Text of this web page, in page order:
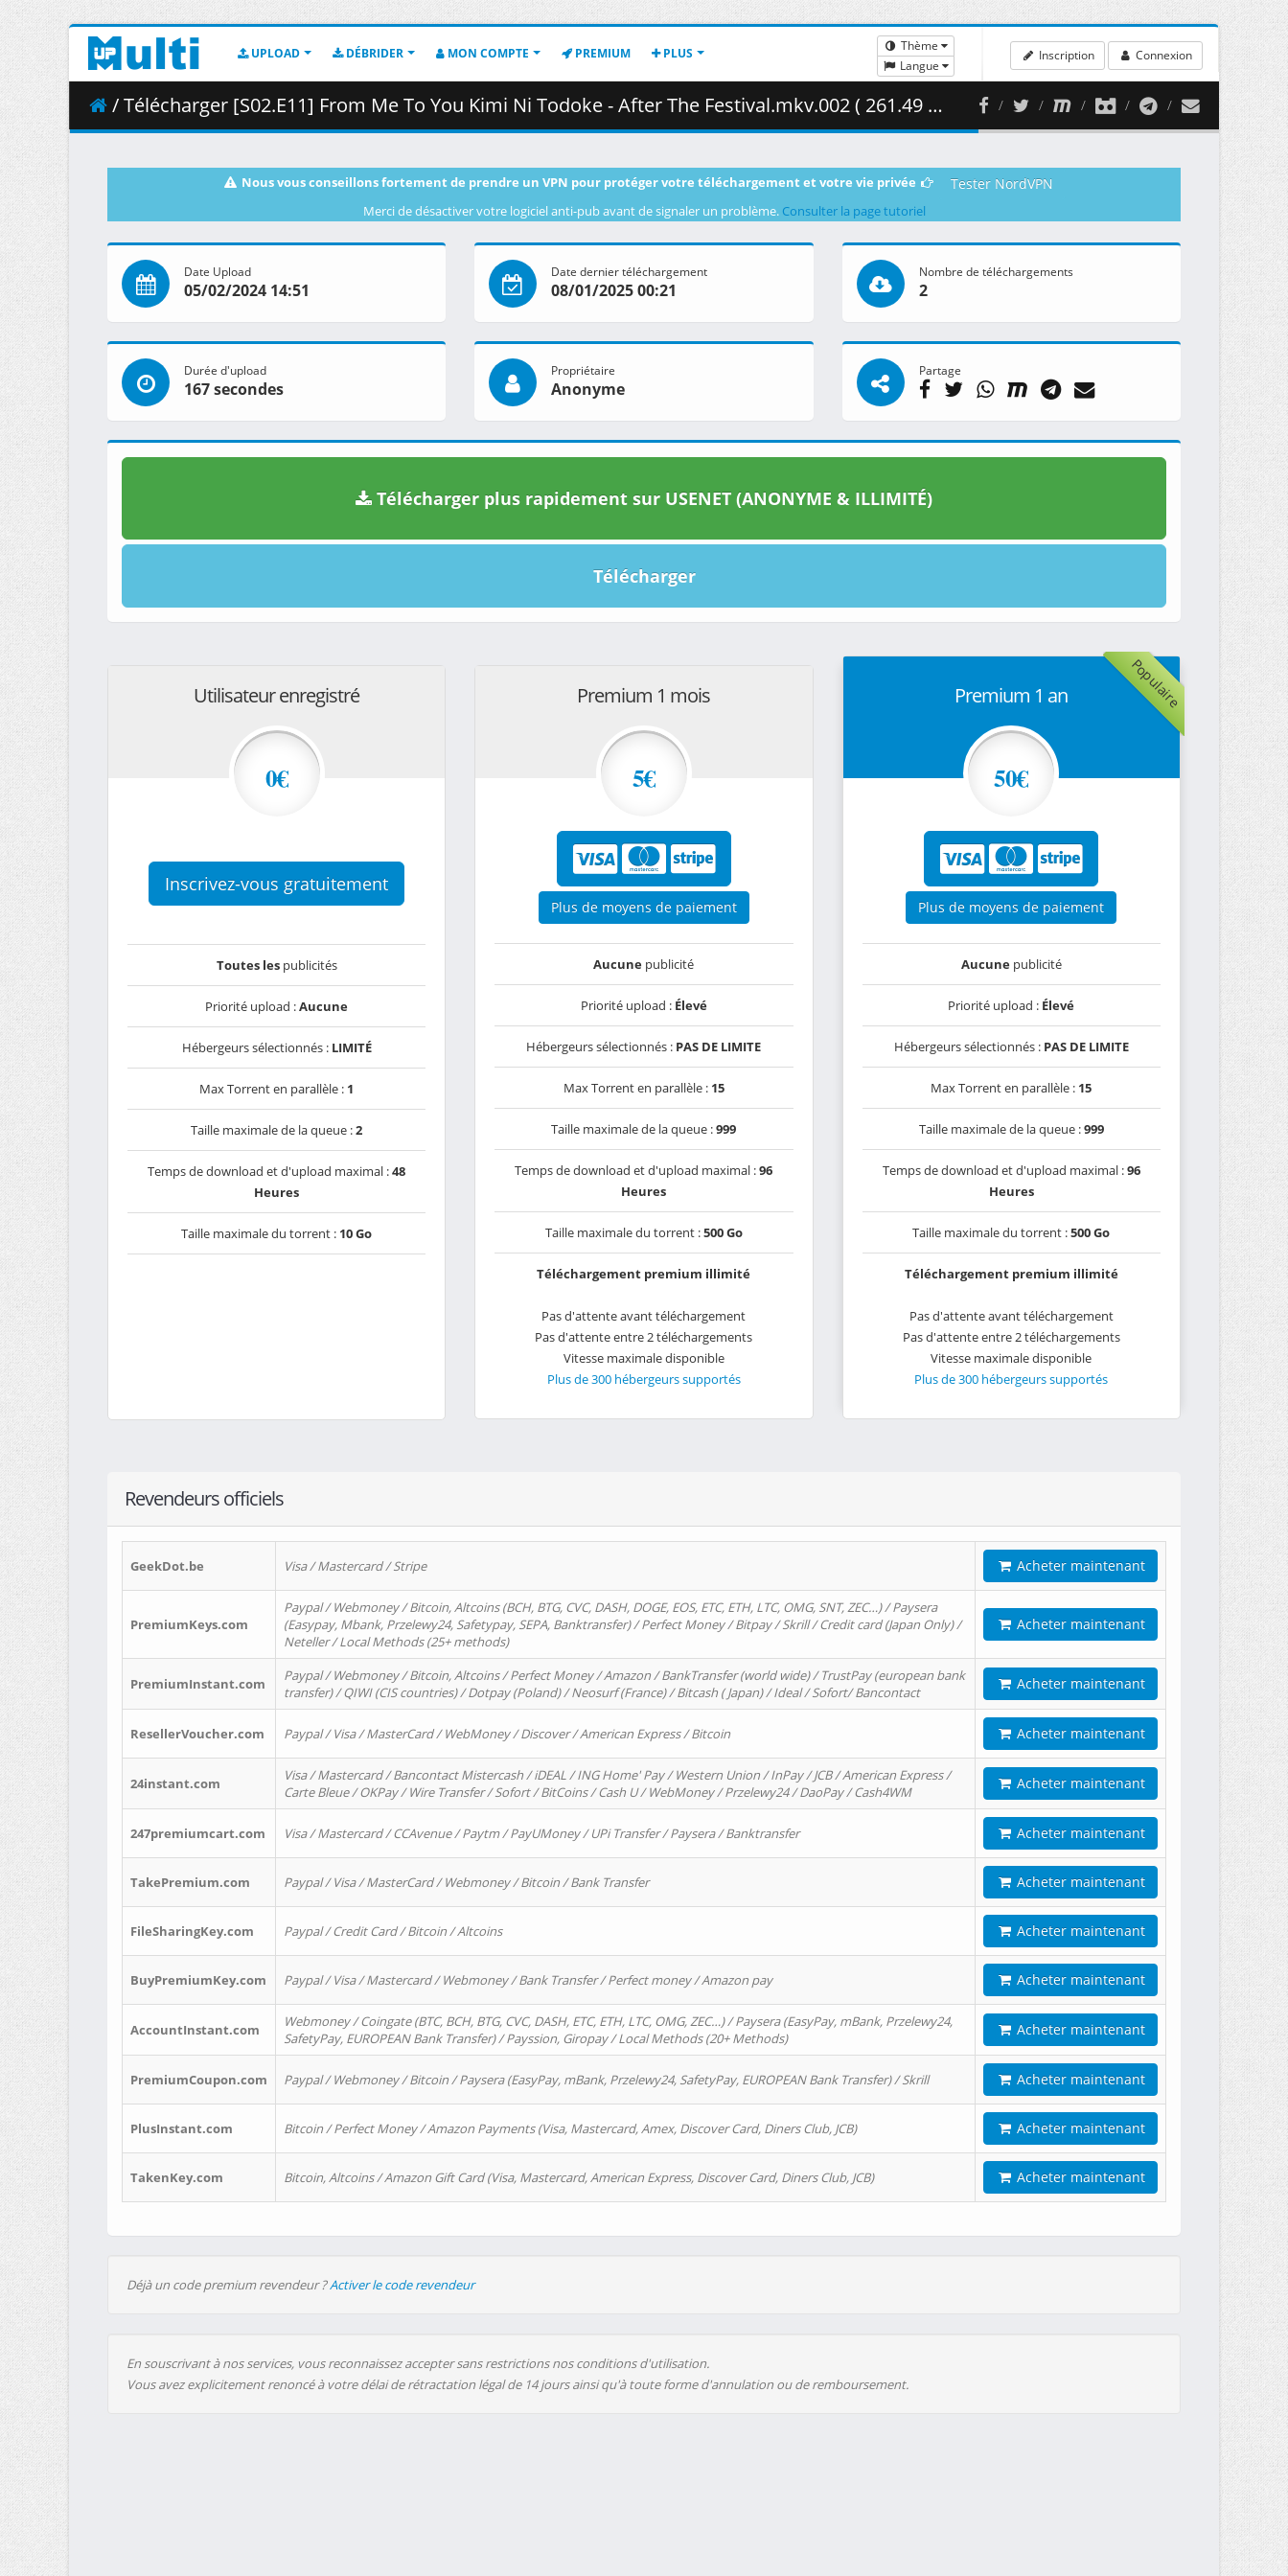
UPLOAD DÉBRIDER MON COMPTE PREMIUM PLUS
Thème
Langue
Inscription Connexion
/ Télécharger [S02.E11] From Me To You Kimi Ni Todoke - After The Festival.mkv.002 ( 261.49 MB )
Nous vous conseillons fortement de prendre un VPN pour protéger votre téléchargement et votre vie privée Tester NordVPN
Merci de désactiver votre logiciel anti-pub avant de signaler un problème. Consulter la page tutoriel
Date Upload
05/02/2024 14:51
Date dernier téléchargement
08/01/2025 00:21
Nombre de téléchargements
2
Durée d'upload
167 secondes
Propriétaire
Anonyme
Partage
Télécharger plus rapidement sur USENET (ANONYME & ILLIMITÉ)
Télécharger
Utilisateur enregistré
0€
Inscrivez-vous gratuitement
Toutes lespublicités
Priorité upload :Aucune
Hébergeurs sélectionnés : LIMITÉ
Max Torrent en parallèle : 1
Taille maximale de la queue :2
Temps de download et d'upload maximal :48
Heures
Taille maximale du torrent : 10 Go
Premium 1 mois
5€
Plus de moyens de paiement
Aucune publicité
Priorité upload : Élevé
Hébergeurs sélectionnés : PAS DE LIMITE
Max Torrent en parallèle : 15
Taille maximale de la queue :999
Temps de download et d'upload maximal :96
Heures
Taille maximale du torrent :500 Go
Téléchargement premium illimité
Pas d'attente avant téléchargement
Pas d'attente entre 2 téléchargements
Vitesse maximale disponible
Plus de 300 hébergeurs supportés
Populaire
Premium 1 an
50€
Plus de moyens de paiement
Aucunepublicité
Priorité upload : Élevé
Hébergeurs sélectionnés : PAS DE LIMITE
Max Torrent en parallèle : 15
Taille maximale de la queue :999
Temps de download et d'upload maximal :96
Heures
Taille maximale du torrent :500 Go
Téléchargement premium illimité
Pas d'attente avant téléchargement
Pas d'attente entre 2 téléchargements
Vitesse maximale disponible
Plus de 300 hébergeurs supportés
Revendeurs officiels
GeekDot.be Visa / Mastercard / Stripe Acheter maintenant
PremiumKeys.com
Paypal / Webmoney / Bitcoin, Altcoins (BCH, BTG, CVC, DASH, DOGE, EOS, ETC, ETH, LTC, OMG, SNT, ZEC…) / Paysera
(Easypay, Mbank, Przelewy24, Safetypay, SEPA, Banktransfer) / Perfect Money / Bitpay / Skrill / Credit card (Japan Only) /
Neteller / Local Methods (25+ methods)
Acheter maintenant
PremiumInstant.com
Paypal / Webmoney / Bitcoin, Altcoins / Perfect Money / Amazon / BankTransfer (world wide) / TrustPay (european bank
transfer) / QIWI (CIS countries) / Dotpay (Poland) / Neosurf (France) / Bitcash ( Japan) / Ideal / Sofort/ Bancontact
Acheter maintenant
ResellerVoucher.com Paypal / Visa / MasterCard / WebMoney / Discover / American Express / Bitcoin Acheter maintenant
24instant.com
Visa / Mastercard / Bancontact Mistercash / iDEAL / ING Home' Pay / Western Union / InPay / JCB / American Express /
Carte Bleue / OKPay / Wire Transfer / Sofort / BitCoins / Cash U / WebMoney / Przelewy24 / DaoPay / Cash4WM
Acheter maintenant
247premiumcart.com Visa / Mastercard / CCAvenue / Paytm / PayUMoney / UPi Transfer / Paysera / Banktransfer Acheter maintenant
TakePremium.com Paypal / Visa / MasterCard / Webmoney / Bitcoin / Bank Transfer Acheter maintenant
FileSharingKey.com Paypal / Credit Card / Bitcoin / Altcoins Acheter maintenant
BuyPremiumKey.com Paypal / Visa / Mastercard / Webmoney / Bank Transfer / Perfect money / Amazon pay Acheter maintenant
AccountInstant.com
Webmoney / Coingate (BTC, BCH, BTG, CVC, DASH, ETC, ETH, LTC, OMG, ZEC…) / Paysera (EasyPay, mBank, Przelewy24,
SafetyPay, EUROPEAN Bank Transfer) / Payssion, Giropay / Local Methods (20+ Methods)
Acheter maintenant
PremiumCoupon.com Paypal / Webmoney / Bitcoin / Paysera (EasyPay, mBank, Przelewy24, SafetyPay, EUROPEAN Bank Transfer) / Skrill Acheter maintenant
PlusInstant.com Bitcoin / Perfect Money / Amazon Payments (Visa, Mastercard, Amex, Discover Card, Diners Club, JCB) Acheter maintenant
TakenKey.com Bitcoin, Altcoins / Amazon Gift Card (Visa, Mastercard, American Express, Discover Card, Diners Club, JCB) Acheter maintenant
Déjà un code premium revendeur ?Activer le code revendeur
En souscrivant à nos services, vous reconnaissez accepter sans restrictions nos conditions d'utilisation.
Vous avez explicitement renoncé à votre délai de rétractation légal de 14 jours ainsi qu'à toute forme d'annulation ou de remboursement.